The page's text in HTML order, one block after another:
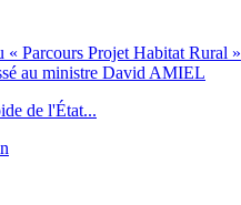
Parcours Projet Habitat Rural »
au ministre David AMIEL
de l'État...